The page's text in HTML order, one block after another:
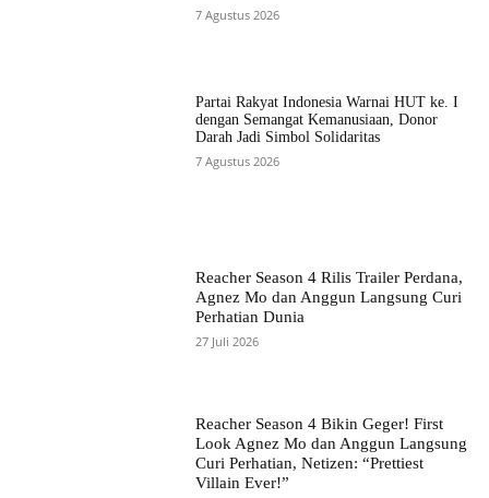
7 Agustus 2026
Partai Rakyat Indonesia Warnai HUT ke. I
dengan Semangat Kemanusiaan, Donor
Darah Jadi Simbol Solidaritas
7 Agustus 2026
Reacher Season 4 Rilis Trailer Perdana,
Agnez Mo dan Anggun Langsung Curi
Perhatian Dunia
27 Juli 2026
Reacher Season 4 Bikin Geger! First
Look Agnez Mo dan Anggun Langsung
Curi Perhatian, Netizen: “Prettiest
Villain Ever!”